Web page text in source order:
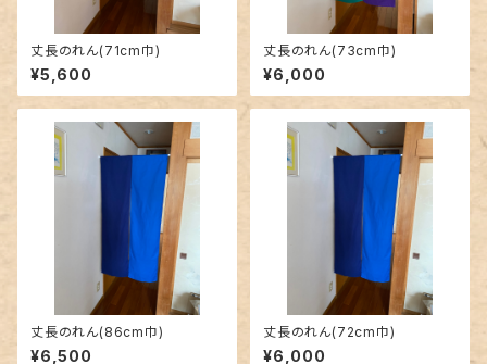
丈長のれん(71cm巾)
¥5,600
丈長のれん(73cm巾)
¥6,000
丈長のれん(86cm巾)
¥6,500
丈長のれん(72cm巾)
¥6,000